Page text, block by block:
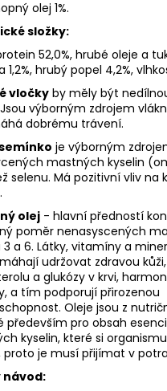
olej 1%.
složky:
52,0%, hrubé oleje a
1,2%, hrubý popel 4,2%,
vločkyby měly být
výborným zdrojem
dobrému trávení.
je výborným
mastných kyselin
selenu. Má pozitivní vliv na
olej - hlavní předností
poměr nenasyscených
a 6. Látky, vitamíny a
udržovat zdravou
a glukózy v krvi,
a tím podporují přirozenou
Oleje jsou z
především pro obsah
kyselin, které si
proto je musí přijímat v
návod: